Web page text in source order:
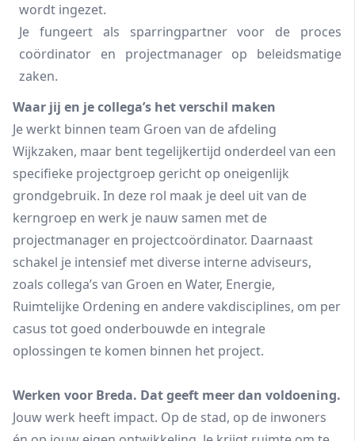
wordt ingezet.
Je fungeert als sparringpartner voor de proces
coördinator en projectmanager op beleidsmatige
zaken.
Waar jij en je collega’s het verschil maken
Je werkt binnen team Groen van de afdeling
Wijkzaken, maar bent tegelijkertijd onderdeel van een
specifieke projectgroep gericht op oneigenlijk
grondgebruik. In deze rol maak je deel uit van de
kerngroep en werk je nauw samen met de
projectmanager en projectcoördinator. Daarnaast
schakel je intensief met diverse interne adviseurs,
zoals collega’s van Groen en Water, Energie,
Ruimtelijke Ordening en andere vakdisciplines, om per
casus tot goed onderbouwde en integrale
oplossingen te komen binnen het project.
Werken voor Breda. Dat geeft meer dan voldoening.
Jouw werk heeft impact. Op de stad, op de inwoners